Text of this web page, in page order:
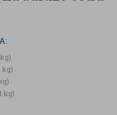
kg)
kg)